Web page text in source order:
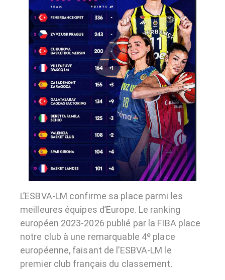
L’ESBVA-LM confirme sa place parmi les
meilleures équipes d’Europe. Le ranking
européen 2023-2026 publié par la FIBA place
notre club à une remarquable 4ᵉ place
européenne, faisant de l’ESBVA-LM le
premier club français du classement.